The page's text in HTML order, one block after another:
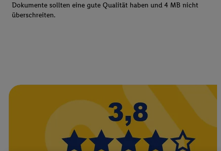
Dokumente sollten eine gute Qualität haben und 4 MB nicht
überschreiten.